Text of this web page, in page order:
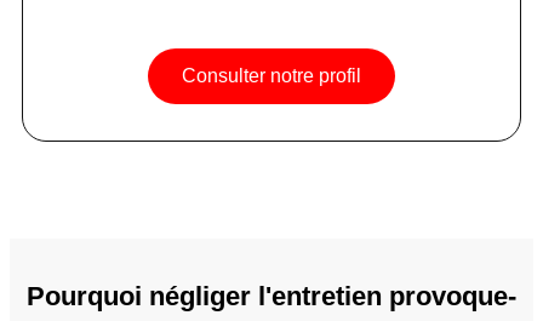
Consulter notre profil
Pourquoi négliger l'entretien provoque-